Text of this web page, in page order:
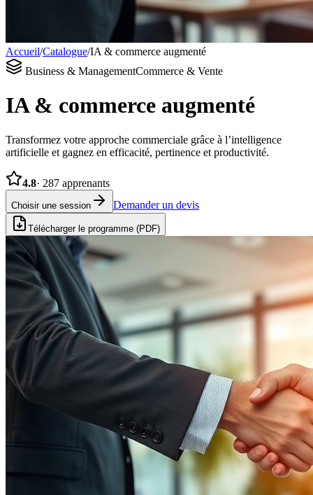
Accueil/Catalogue/IA & commerce augmenté
Business & ManagementCommerce & Vente
IA & commerce augmenté
Transformez votre approche commerciale grâce à l’intelligence
artificielle et gagnez en efficacité, pertinence et productivité.
4.8· 287 apprenants
Choisir une session Demander un devis
Télécharger le programme (PDF)